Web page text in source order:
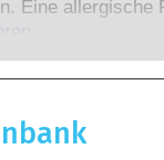
denen die
sind,
des
Eine allergische
einer
Ein Stoff, der
wird als
Kosmetika und